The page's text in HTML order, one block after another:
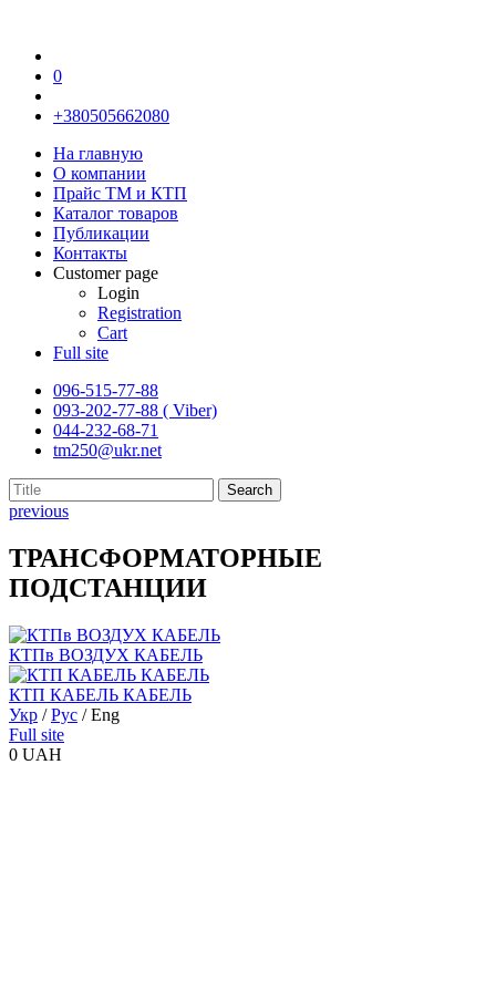
0
+380505662080
На главную
О компании
Прайс TM и КТП
Каталог товаров
Публикации
Контакты
Customer page
Login
Registration
Cart
Full site
096-515-77-88
093-202-77-88 ( Viber)
044-232-68-71
tm250@ukr.net
previous
ТРАНСФОРМАТОРНЫЕ
ПОДСТАНЦИИ
КТПв ВОЗДУХ КАБЕЛЬ
КТП КАБЕЛЬ КАБЕЛЬ
Укр / Рус /Eng
Full site
0 UAH